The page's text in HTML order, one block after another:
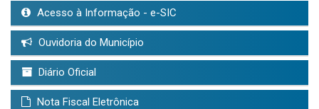
Acesso à Informação - e-SIC
Ouvidoria do Município
Diário Oficial
Nota Fiscal Eletrônica